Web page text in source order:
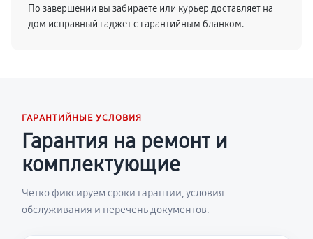
По завершении вы забираете или курьер доставляет на
дом исправный гаджет с гарантийным бланком.
ГАРАНТИЙНЫЕ УСЛОВИЯ
Гарантия на ремонт и
комплектующие
Четко фиксируем сроки гарантии, условия
обслуживания и перечень документов.